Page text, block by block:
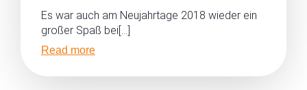
Es war auch am Neujahrtage 2018 wieder ein
großer Spaß bei[…]
Read more